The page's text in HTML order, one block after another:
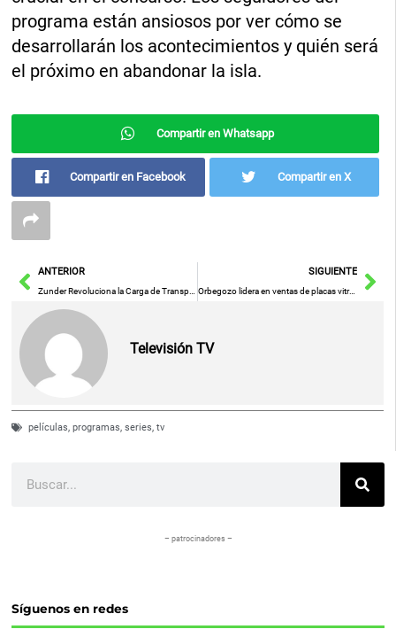
programa están ansiosos por ver cómo se
desarrollarán los acontecimientos y quién será
el próximo en abandonar la isla.
Compartir en Whatsapp
Compartir en Facebook Compartir en X
AntANTERIOR
Zunder Revoluciona la Carga de Transporte con eZCard: Carga Sin Apps, Rápido y Seguro
SIGUIENTE
Orbegozo lidera en ventas de placas vitrocerámicas portátiles en PcComponentes
Televisión TV
películas,programas,series,tv
– patrocinadores –
Síguenos en redes